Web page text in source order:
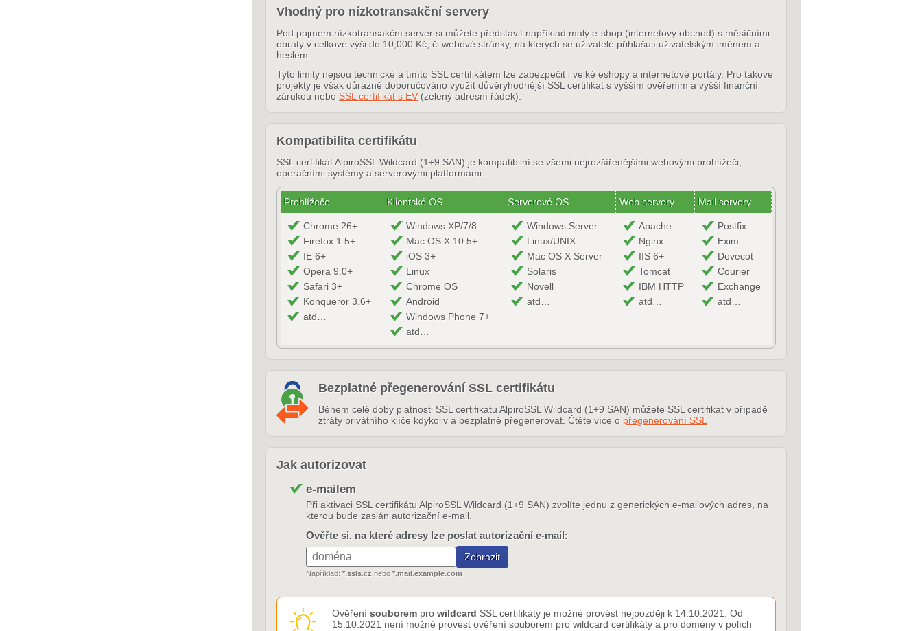
Vhodný pro nízkotransakční servery
Pod pojmem nízkotransakční server si můžete představit například malý e-shop (internetový obchod) s měsíčními
obraty v celkové výši do 10,000 Kč, či webové stránky, na kterých se uživatelé přihlašují uživatelským jménem a
heslem.
Tyto limity nejsou technické a tímto SSL certifikátem lze zabezpečit i velké eshopy a internetové portály. Pro takové
projekty je však důrazně doporučováno využít důvěryhodnější SSL certifikát s vyšším ověřením a vyšší finanční
zárukou nebo SSL certifikát s EV(zelený adresní řádek).
Kompatibilita certifikátu
SSL certifikát AlpiroSSL Wildcard (1+9 SAN) je kompatibilní se všemi nejrozšířenějšími webovými prohlížeči,
operačními systémy a serverovými platformami.
Prohlížeče Klientské OS Serverové OS Web servery Mail servery
Chrome 26+
Firefox 1.5+
IE 6+
Opera 9.0+
Safari 3+
Konqueror 3.6+
atd…
Windows XP/7/8
Mac OS X 10.5+
iOS 3+
Linux
Chrome OS
Android
Windows Phone 7+
atd…
Windows Server
Linux/UNIX
Mac OS X Server
Solaris
Novell
atd…
Apache
Nginx
IIS 6+
Tomcat
IBM HTTP
atd…
Postfix
Exim
Dovecot
Courier
Exchange
atd…
Bezplatné přegenerování SSL certifikátu
Během celé doby platnosti SSL certifikátu AlpiroSSL Wildcard (1+9 SAN) můžete SSL certifikát v případě
ztráty privátního klíče kdykoliv a bezplatně přegenerovat. Čtěte více o přegenerování SSL
Jak autorizovat
e-mailem
Při aktivaci SSL certifikátu AlpiroSSL Wildcard (1+9 SAN) zvolíte jednu z generických e-mailových adres, na
kterou bude zaslán autorizační e-mail.
Ověřte si, na které adresy lze poslat autorizační e-mail:
Například: *.ssls.cz nebo *.mail.example.com
Ověření souborem pro wildcard SSL certifikáty je možné provést nejpozději k 14.10.2021. Od
15.10.2021 není možné provést ověření souborem pro wildcard certifikáty a pro domény v polích